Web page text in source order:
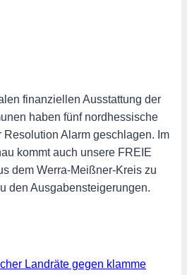
finanziellen Ausstattung der
haben fünf nordhessische
Resolution Alarm geschlagen. Im
kommt auch unsere FREIE
dem Werra-Meißner-Kreis zu
den Ausgabensteigerungen.
Landräte gegen klamme